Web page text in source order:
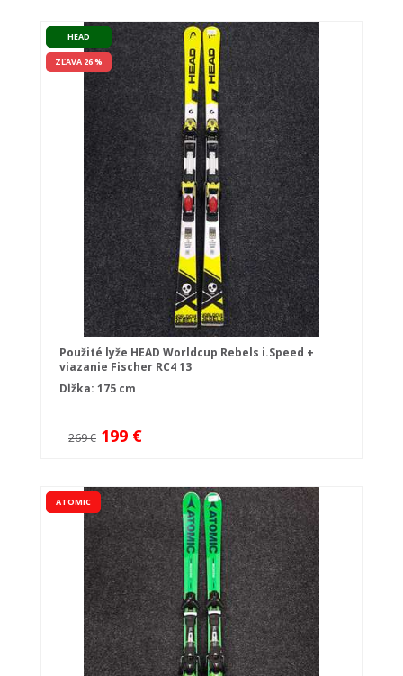
HEAD
ZĽAVA 26 %
Použité lyže HEAD Worldcup Rebels i.Speed +
viazanie Fischer RC4 13
Dĺžka: 175 cm
269 € 199 €
ATOMIC